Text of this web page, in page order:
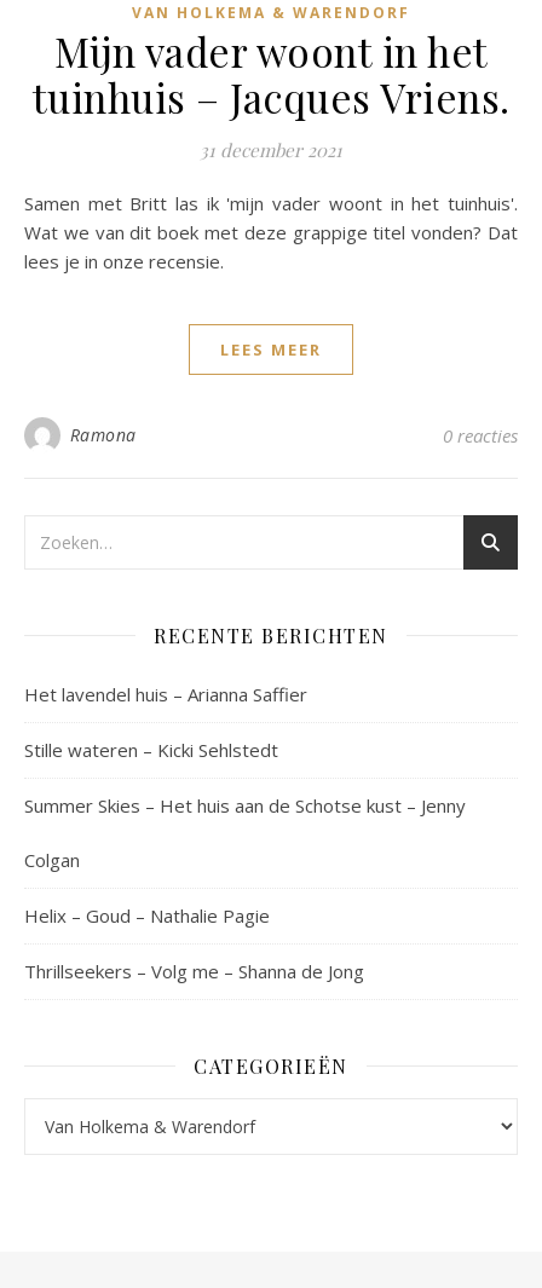
VAN HOLKEMA & WARENDORF
Mijn vader woont in het
tuinhuis – Jacques Vriens.
31 december 2021
Samen met Britt las ik 'mijn vader woont in het tuinhuis'.
Wat we van dit boek met deze grappige titel vonden? Dat
lees je in onze recensie.
LEES MEER
Ramona 0 reacties
RECENTE BERICHTEN
Het lavendel huis – Arianna Saffier
Stille wateren – Kicki Sehlstedt
Summer Skies – Het huis aan de Schotse kust – Jenny
Colgan
Helix – Goud – Nathalie Pagie
Thrillseekers – Volg me – Shanna de Jong
CATEGORIEËN